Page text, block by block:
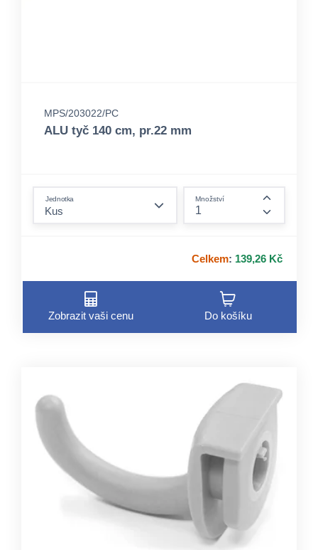
MPS/203022/PC
ALU tyč 140 cm, pr.22 mm
Jednotka Množství
Celkem: 139,26 Kč
Zobrazit vaši cenu Do košíku